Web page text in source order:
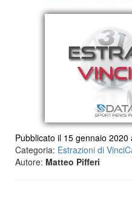
Pubblicato il 15 gennaio 2020
Categoria: Estrazioni di
Autore: Matteo Pifferi